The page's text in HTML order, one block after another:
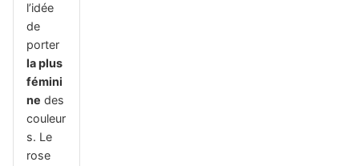
l’idée
de
porter
la plus
fémini
ne des
couleur
s. Le
rose